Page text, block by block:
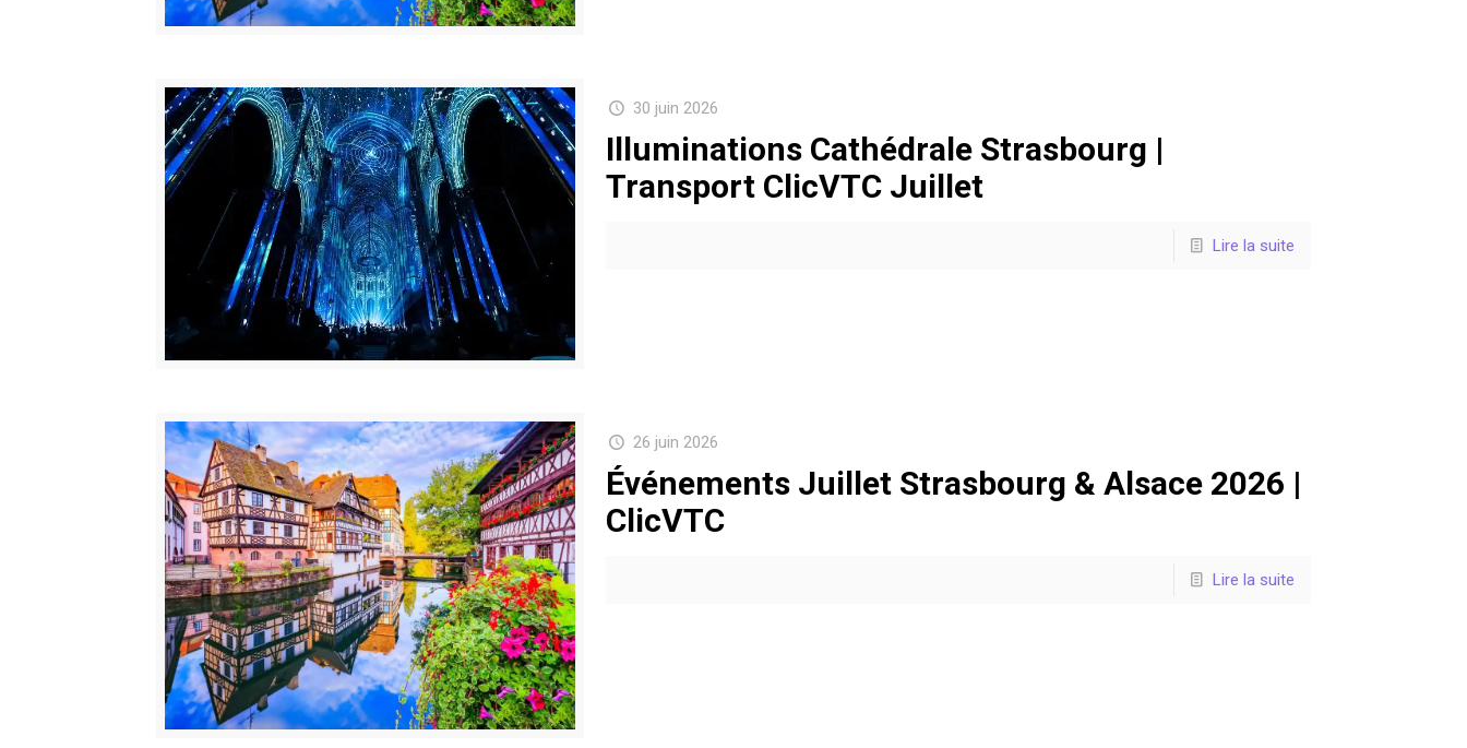
30 juin 2026
Illuminations Cathédrale Strasbourg |
Transport ClicVTC Juillet
Lire la suite
26 juin 2026
Événements Juillet Strasbourg & Alsace 2026 |
ClicVTC
Lire la suite